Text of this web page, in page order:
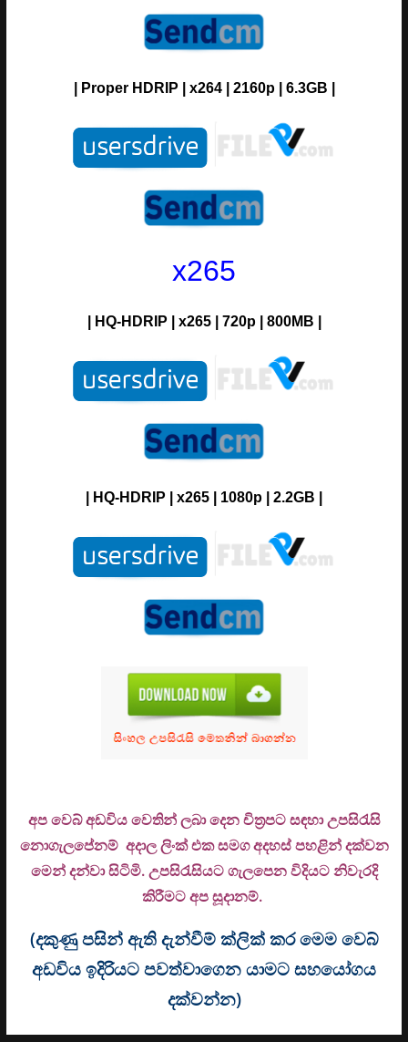
Proper H DRIP | x264 | 2160p | 6.3GB |
x265
HQ-H DRIP | x265 | 720p | 800MB |
HQ-H DRIP | x265 | 1080p | 2.2GB |
අප වෙබ් අඩවිය වෙතින් ලබා දෙන චිත්‍රපට සඳහා උපසිරැසි
නොගැලපේනම් අදාල ලිංක් එක සමග අදහස් පහළින් දක්වන
මෙන් දන්වා සිටිමි. උපසිරැසියට ගැලපෙන විදියට නිවැරදි
කිරීමට අප සූදානම්.
(දකුණු පසින් ඇති දැන්වීම් ක්ලික් කර මෙම වෙබ්
අඩවිය ඉදිරියට පවත්වාගෙන යාමට සහයෝගය
දක්වන්න)